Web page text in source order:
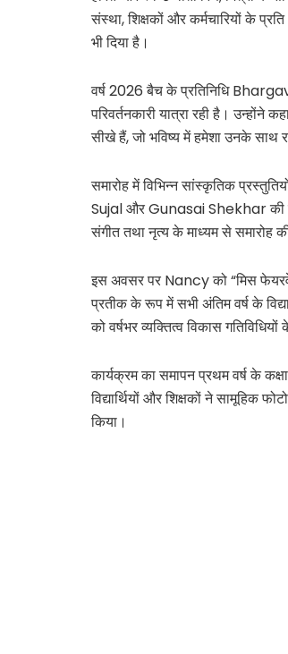
संस्था, शिक्षकों और कर्मचारियों के
भी दिया है।
वर्ष 2026 बैच के प्रतिनिधि
परिवर्तनकारी यात्रा रही है।
सीखे हैं, जो भविष्य में हमेशा उनके साथ
समारोह में विभिन्न सांस्कृतिक
Sujal और Gunasai Shekhar की
संगीत तथा नृत्य के माध्यम से समारोह
इस अवसर पर Nancy को “मिस
प्रतीक के रूप में सभी अंतिम वर्ष के
को वर्षभर व्यक्तित्व विकास
कार्यक्रम का समापन प्रथम वर्ष के
विद्यार्थियों और शिक्षकों ने सामूहिक
किया।